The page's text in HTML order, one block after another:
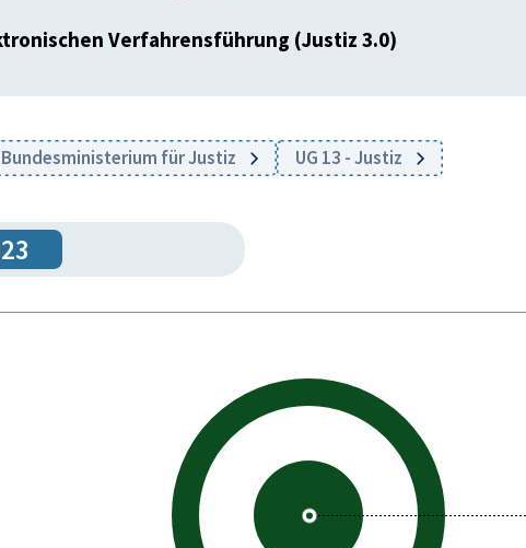
Verfahrensführung (Justiz 3.0)
Bundesministerium für Justiz UG 13 - Justiz